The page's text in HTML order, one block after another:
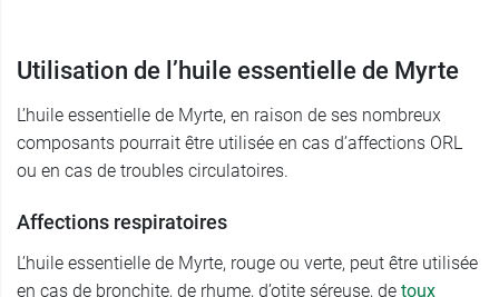
Utilisation de l’huile essentielle de Myrte
L’huile essentielle de Myrte, en raison de ses nombreux
composants pourrait être utilisée en cas d’affections ORL
ou en cas de troubles circulatoires.
Affections respiratoires
L’huile essentielle de Myrte, rouge ou verte, peut être utilisée
en cas de bronchite, de rhume, d’otite séreuse, de toux